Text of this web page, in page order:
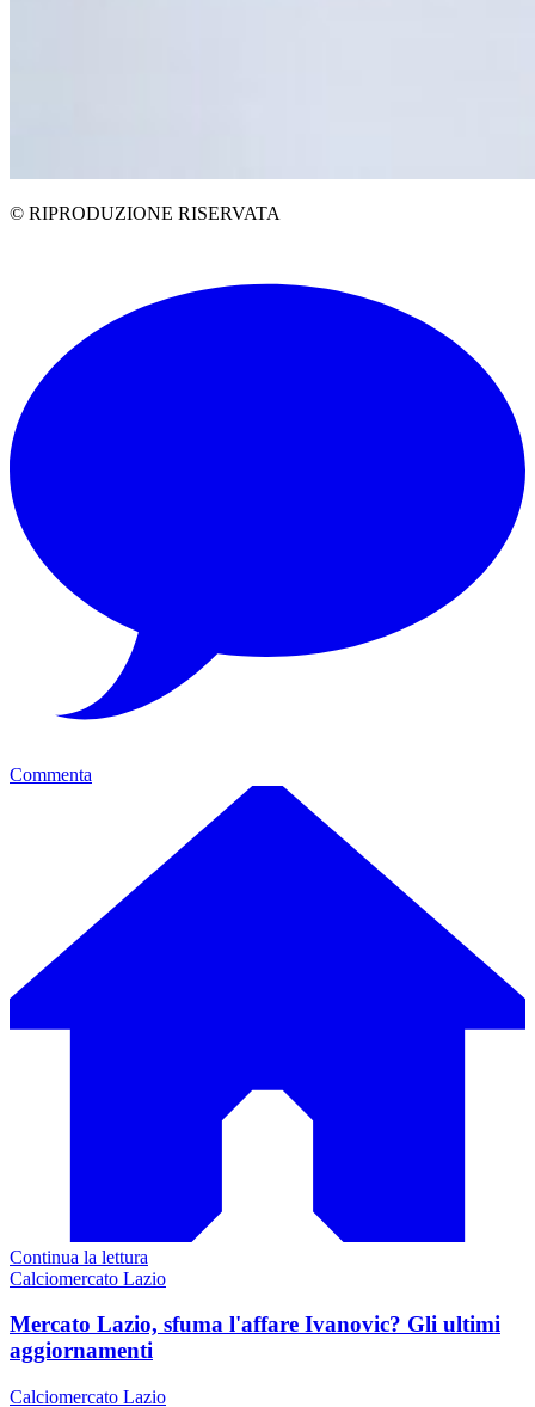
© RIPRODUZIONE RISERVATA
Commenta
Continua la lettura
Calciomercato Lazio
Mercato Lazio, sfuma l'affare Ivanovic? Gli ultimi
aggiornamenti
Calciomercato Lazio